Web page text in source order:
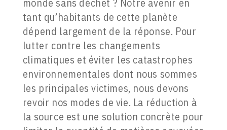
monde sans déchet ? Notre avenir en
tant qu’habitants de cette planète
dépend largement de la réponse. Pour
lutter contre les changements
climatiques et éviter les catastrophes
environnementales dont nous sommes
les principales victimes, nous devons
revoir nos modes de vie. La réduction à
la source est une solution concrète pour